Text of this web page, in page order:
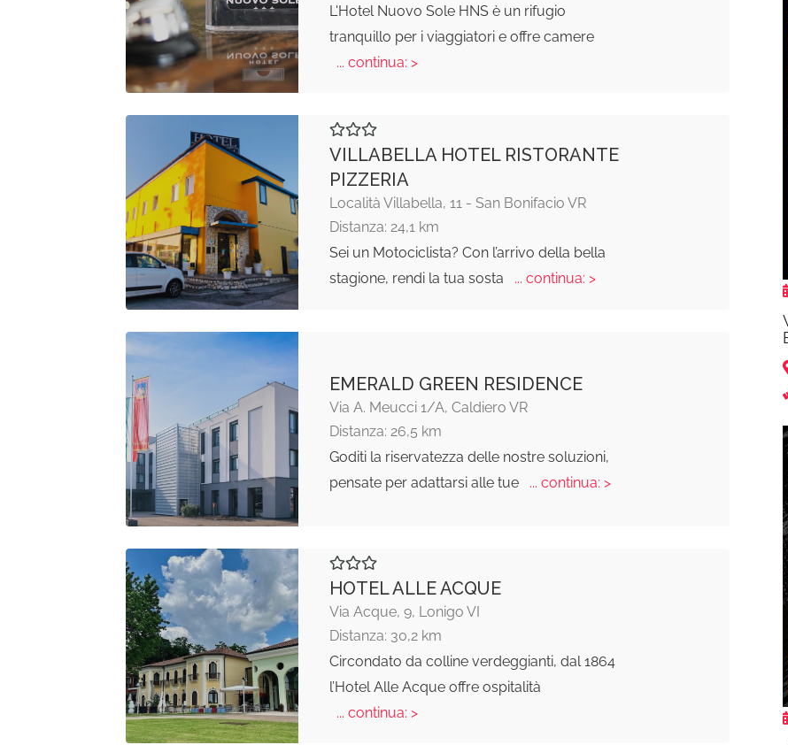
L'Hotel Nuovo Sole HNS è un rifugio
tranquillo per i viaggiatori e offre camere
... continua: >
VILLABELLA HOTEL RISTORANTE
PIZZERIA
Località Villabella, 11 - San Bonifacio VR
Distanza: 24,1 km
Sei un Motociclista? Con l’arrivo della bella
stagione, rendi la tua sosta
... continua: >
EMERALD GREEN RESIDENCE
Via A. Meucci 1/A, Caldiero VR
Distanza: 26,5 km
Goditi la riservatezza delle nostre soluzioni,
pensate per adattarsi alle tue
... continua: >
HOTEL ALLE ACQUE
Via Acque, 9, Lonigo VI
Distanza: 30,2 km
Circondato da colline verdeggianti, dal 1864
l’Hotel Alle Acque offre ospitalità
... continua: >